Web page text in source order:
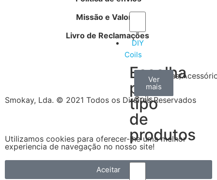
DIY
Coils
Escolha
por
tipo
de
produtos
Arame
Coils
Ver
mais
Algodão
Ver
mais
Ferramentas/
Ver
mais
Missão e Valores
Livro de Reclamações
Smokay, Lda. © 2021 Todos os Direitos Reservados
Utilizamos cookies para oferecer-lhe uma melhor
experiencia de navegação no nosso site!
Aceitar